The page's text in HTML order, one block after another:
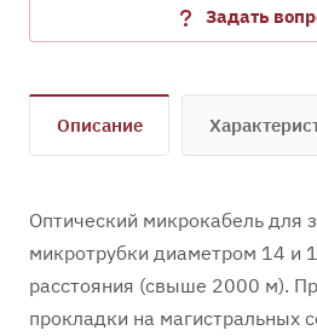
Задать
Описание
Оптический микрокабель для
микротрубки диаметром 14 и
расстояния (свыше 2000 м).
прокладки на магистральных